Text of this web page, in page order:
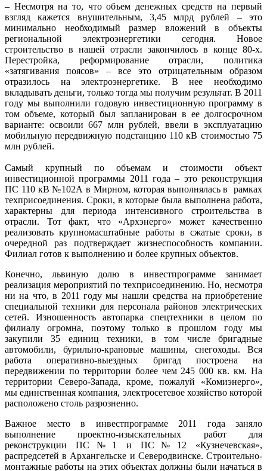
– Несмотря на то, что объем денежных средств на первый
взгляд кажется внушительным, 3,45 млрд рублей – это
минимально необходимый размер вложений в объекты
региональной электроэнергетики сегодня. Новое
строительство в нашей отрасли закончилось в конце 80-х.
Перестройка, реформирование отрасли, политика
«затягивания поясов» – все это отрицательным образом
отразилось на электроэнергетике. В нее необходимо
вкладывать деньги, только тогда мы получим результат. В 2011
году мы выполнили годовую инвестиционную программу в
том объеме, который был запланирован в ее долгосрочном
варианте: освоили 667 млн рублей, ввели в эксплуатацию
мобильную передвижную подстанцию 110 кВ стоимостью 75
млн рублей.
Самый крупный по объемам и стоимости объект
инвестиционной программы 2011 года – это реконструкция
ПС 110 кВ №102А в Мирном, которая выполнялась в рамках
техприсоединения. Сроки, в которые была выполнена работа,
характерны для периода интенсивного строительства в
отрасли. Тот факт, что «Архэнерго» может качественно
реализовать крупномасштабные работы в сжатые сроки, в
очередной раз подтверждает жизнеспособность компании.
Филиал готов к выполнению и более крупных объектов.
Конечно, львиную долю в инвестпрограмме занимает
реализация мероприятий по техприсоединению. Но, несмотря
ни на что, в 2011 году мы нашли средства на приобретение
специальной техники для персонала районов электрических
сетей. Изношенность автопарка спецтехники в целом по
филиалу огромна, поэтому только в прошлом году мы
закупили 35 единиц техники, в том числе бригадные
автомобили, бурильно-крановые машины, снегоходы. Вся
работа оперативно-выездных бригад построена на
передвижении по территории более чем 245 000 кв. км. На
территории Северо-Запада, кроме, пожалуй «Комиэнерго»,
мы единственная компания, электросетевое хозяйство которой
расположено столь разрозненно.
Важное место в инвестпрограмме 2011 года заняло
выполнение проектно-изыскательных работ для
реконструкции ПС№1 и ПС№12 «Кузнечевская»,
распредсетей в Архангельске и Северодвинске. Строительно-
монтажные работы на этих объектах должны были начаться в